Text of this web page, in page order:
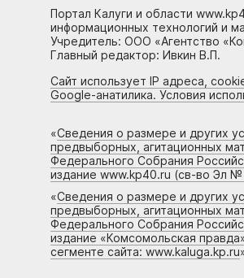
Портал Калуги и области
информационных технологий и
Учредитель: ООО «Агентство
Главный редактор: Ивкин В.П.
Сайт использует IP адреса,
Google-анатилика. Условия
«Сведения о размере и других
предвыборных, агитационных
Федерального Собрания
издание www.kp40.ru (св-во Эл
«Сведения о размере и других
предвыборных, агитационных
Федерального Собрания
издание «Комсомольская
сегменте сайта: www.kaluga.kp.ru